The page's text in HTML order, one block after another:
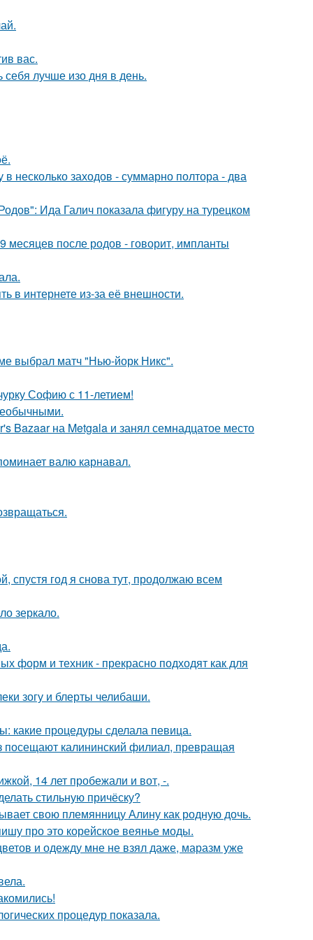
вас.
лучше изо дня в день.
несколько заходов - суммарно полтора - два
Ида Галич показала фигуру на турецком
месяцев после родов - говорит, импланты
в интернете из-за её внешности.
выбрал матч "Нью-йорк Никс".
Софию с 11-летием!
Bazaar на Metgala и занял семнадцатое место
валю карнавал.
спустя год я снова тут, продолжаю всем
зеркало.
форм и техник - прекрасно подходят как для
зогу и блерты челибаши.
какие процедуры сделала певица.
калининский филиал, превращая
14 лет пробежали и вот, -.
стильную причёску?
свою племянницу Алину как родную дочь.
про это корейское веянье моды.
и одежду мне не взял даже, маразм уже
процедур показала.